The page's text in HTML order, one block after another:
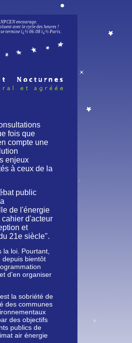
encourage.
avec le cycle des heures !
termine ï¿½ 06:08 ï¿½ Paris.
fois que
compte une
enjeux
à ceux de la
public
de l'énergie
d'acteur
et
21e siècle".
loi. Pourtant,
depuis bientôt
d’en organiser
la sobriété de
des communes
des objectifs
publics de
air énergie